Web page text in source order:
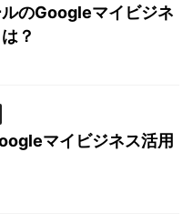
のGoogleマイビジネ
？
マイビジネス活用